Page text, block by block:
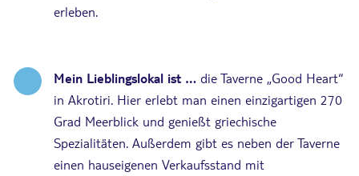
erleben.
Mein Lieblingslokal ist … die Taverne „Good Heart“
in Akrotiri. Hier erlebt man einen einzigartigen 270
Grad Meerblick und genießt griechische
Spezialitäten. Außerdem gibt es neben der Taverne
einen hauseigenen Verkaufsstand mit